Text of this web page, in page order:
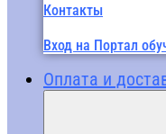
Контакты
Вход на Портал
Оплата и